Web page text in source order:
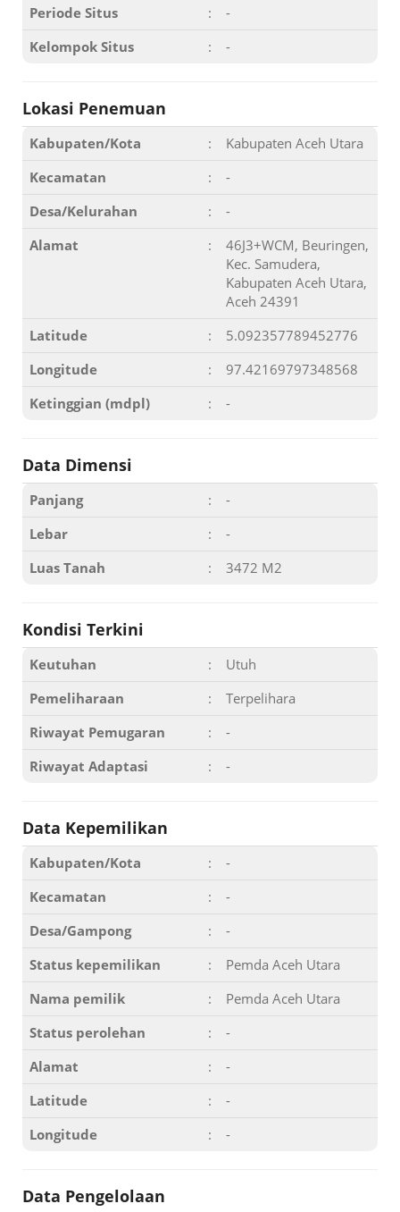
Periode Situs
:
-
Kelompok Situs
: -
Lokasi Penemuan
Kabupaten/Kota :
Kabupaten Aceh Utara
Kecamatan
:
-
Desa/Kelurahan
:
-
Alamat
:
46J3+WCM, Beuringen,
Kec. Samudera,
Kabupaten Aceh Utara,
Aceh 24391
Latitude
:
5.092357789452776
Longitude
:
97.42169797348568
Ketinggian (mdpl)
: -
Data Dimensi
Panjang :
-
Lebar
:
-
Luas Tanah
: 3472 M2
Kondisi Terkini
Keutuhan :
Utuh
Pemeliharaan
:
Terpelihara
Riwayat Pemugaran
:
-
Riwayat Adaptasi
: -
Data Kepemilikan
Kabupaten/Kota :
-
Kecamatan
:
-
Desa/Gampong
:
-
Status kepemilikan
:
Pemda Aceh Utara
Nama pemilik
:
Pemda Aceh Utara
Status perolehan
:
-
Alamat
:
-
Latitude
:
-
Longitude
: -
Data Pengelolaan